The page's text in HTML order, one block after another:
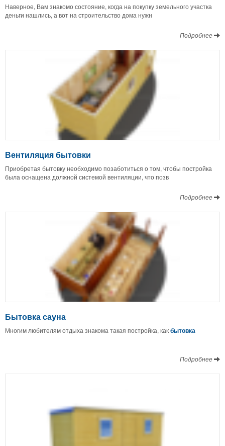
Наверное, Вам знакомо состояние, когда на покупку земельного участка
деньги нашлись, а вот на строительство дома нужн
Подробнее
Вентиляция бытовки
Приобретая бытовку необходимо позаботиться о том, чтобы постройка
была оснащена должной системой вентиляции, что позв
Подробнее
Бытовка сауна
Многим любителям отдыха знакома такая постройка, какбытовка
Подробнее